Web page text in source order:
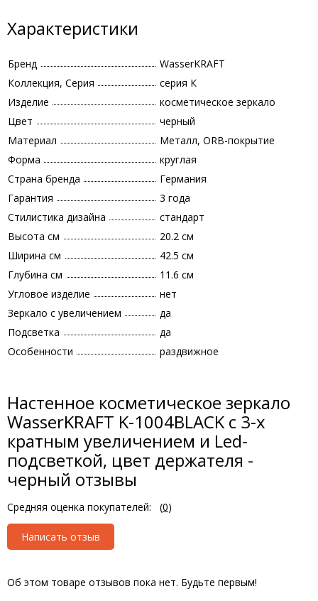
Характеристики
Бренд
WasserKRAFT
Коллекция, Серия
серия К
Изделие
косметическое зеркало
Цвет
черный
Материал
Металл, ORB-покрытие
Форма
круглая
Страна бренда
Германия
Гарантия
3 года
Стилистика дизайна
стандарт
Высота см
20.2 см
Ширина см
42.5 см
Глубина см
11.6 см
Угловое изделие
нет
Зеркало с увеличением
да
Подсветка
да
Особенности
раздвижное
Настенное косметическое зеркало
WasserKRAFT K-1004BLACK с 3-х
кратным увеличением и Led-
подсветкой, цвет держателя -
черный отзывы
Средняя оценка покупателей: (0)
Написать отзыв
Об этом товаре отзывов пока нет. Будьте первым!